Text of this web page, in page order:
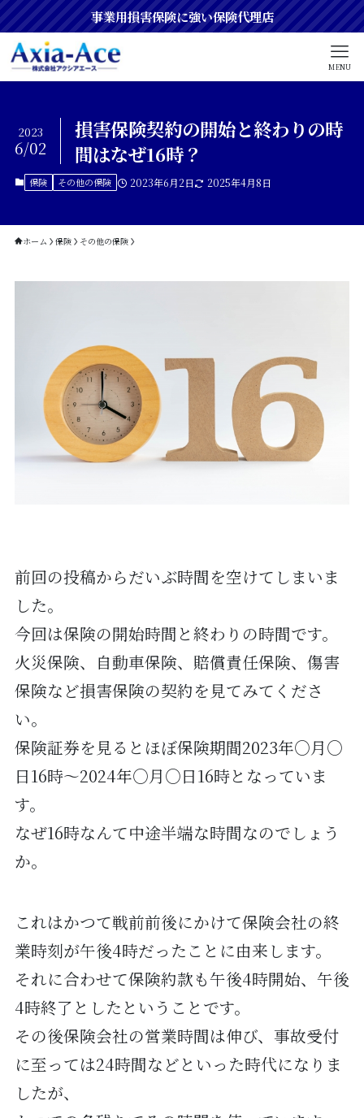
事業用損害保険に強い保険代理店
MENU
損害保険契約の開始と終わりの時
間はなぜ16時？
2023
6/02
保険 その他の保険 2023年6月2日 2025年4月8日
ホーム 保険 その他の保険
前回の投稿からだいぶ時間を空けてしまいま
した。
今回は保険の開始時間と終わりの時間です。
火災保険、自動車保険、賠償責任保険、傷害
保険など損害保険の契約を見てみてくださ
い。
保険証券を見るとほぼ保険期間2023年○月○
日16時～2024年○月○日16時となっていま
す。
なぜ16時なんて中途半端な時間なのでしょう
か。
これはかつて戦前前後にかけて保険会社の終
業時刻が午後4時だったことに由来します。
それに合わせて保険約款も午後4時開始、午後
4時終了としたということです。
その後保険会社の営業時間は伸び、事故受付
に至っては24時間などといった時代になりま
したが、